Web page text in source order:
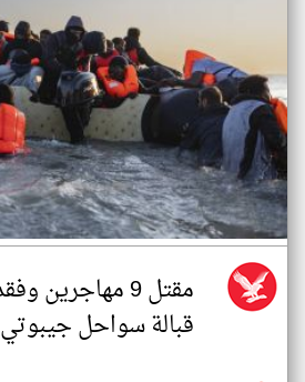
قبالة سواحل جيبوتي